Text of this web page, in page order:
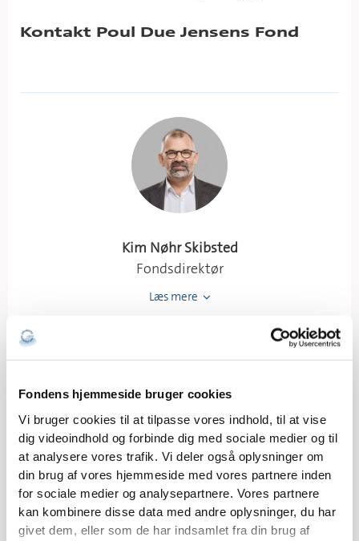
Fondens hjemmeside bruger cookies
Vi bruger cookies til at tilpasse vores indhold, til at vise
dig videoindhold og forbinde dig med sociale medier og til
at analysere vores trafik. Vi deler også oplysninger om
din brug af vores hjemmeside med vores partnere inden
for sociale medier og analysepartnere. Vores partnere
kan kombinere disse data med andre oplysninger, du har
givet dem, eller som de har indsamlet fra din brug af
Kontakt Poul Due Jensens Fond
Kim Nøhr Skibsted
Fondsdirektør
Læs mere
Anne Bisgaard Christensen
Kommunikationsspecialist